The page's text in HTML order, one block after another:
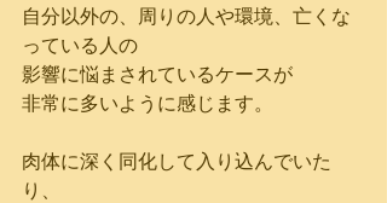
自分以外の、周りの人や環境、亡くな
っている人の
影響に悩まされているケースが
非常に多いように感じます。
肉体に深く同化して入り込んでいた
り、